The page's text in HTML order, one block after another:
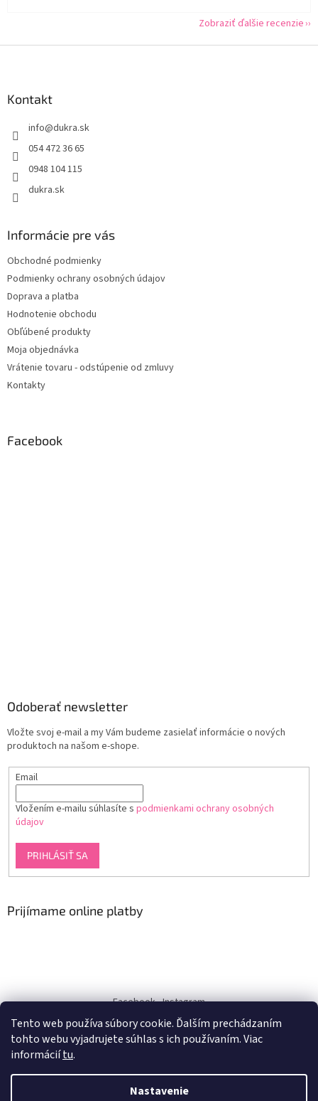
Tento web používa súbory cookie. Ďalším prechádzaním
tohto webu vyjadrujete súhlas s ich používaním. Viac
informáciítu.
Nastavenie
Zobraziť ďalšie recenzie
Kontakt
info@dukra.sk
054 472 36 65
0948 104 115
dukra.sk
Informácie pre vás
Obchodné podmienky
Podmienky ochrany osobných údajov
Doprava a platba
Hodnotenie obchodu
Obľúbené produkty
Moja objednávka
Vrátenie tovaru - odstúpenie od zmluvy
Kontakty
Facebook
Odoberať newsletter
Vložte svoj e-mail a my Vám budeme zasielať informácie o nových
produktoch na našom e-shope.
Email
Vložením e-mailu súhlasíte s podmienkami ochrany osobných
údajov
PRIHLÁSIŤ SA
Prijímame online platby
Facebook Instagram
dukra-white
Vytvoril Shoptet